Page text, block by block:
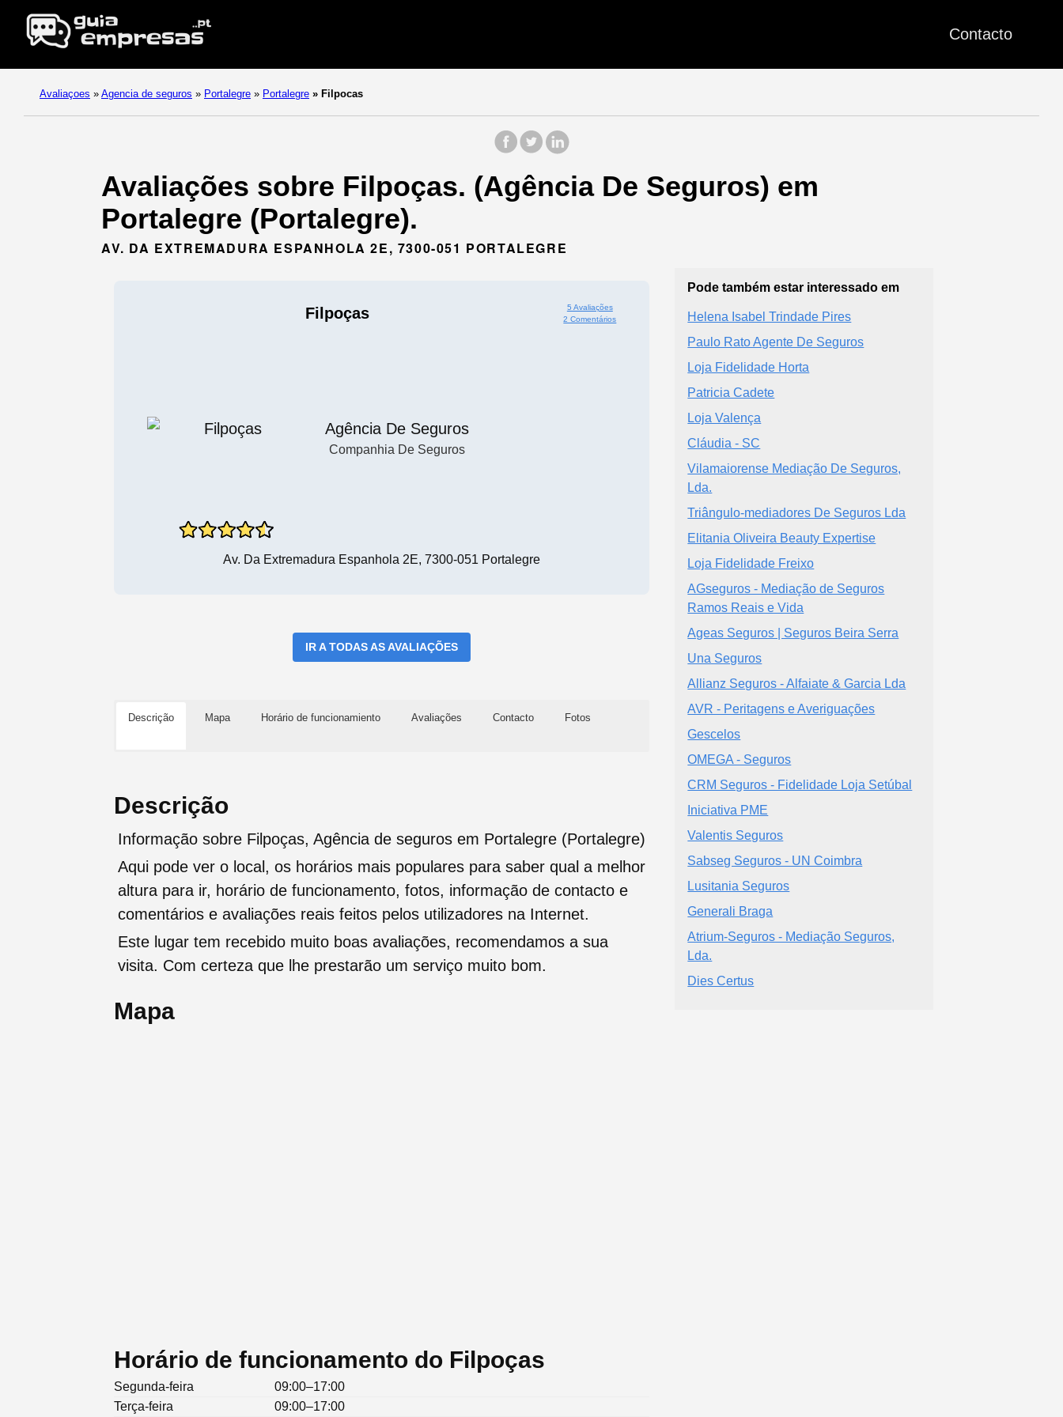
Contacto
Avaliaçoes » Agencia de seguros » Portalegre » Portalegre » Filpocas
Avaliações sobre Filpoças. (Agência De Seguros) em
Portalegre (Portalegre).
AV. DA EXTREMADURA ESPANHOLA 2E, 7300-051 PORTALEGRE
Filpoças
5 Avaliações
2 Comentários
Agência De Seguros
Companhia De Seguros
Av. Da Extremadura Espanhola 2E, 7300-051 Portalegre
IR A TODAS AS AVALIAÇÕES
Descrição Mapa Horário de funcionamiento Avaliações Contacto Fotos
Descrição
Informação sobre Filpoças, Agência de seguros em Portalegre (Portalegre)
Aqui pode ver o local, os horários mais populares para saber qual a melhor
altura para ir, horário de funcionamento, fotos, informação de contacto e
comentários e avaliações reais feitos pelos utilizadores na Internet.
Este lugar tem recebido muito boas avaliações, recomendamos a sua
visita. Com certeza que lhe prestarão um serviço muito bom.
Mapa
Horário de funcionamento do Filpoças
Segunda-feira
09:00–17:00
Terça-feira
09:00–17:00
Pode também estar interessado em
Helena Isabel Trindade Pires
Paulo Rato Agente De Seguros
Loja Fidelidade Horta
Patricia Cadete
Loja Valença
Cláudia - SC
Vilamaiorense Mediação De Seguros,
Lda.
Triângulo-mediadores De Seguros Lda
Elitania Oliveira Beauty Expertise
Loja Fidelidade Freixo
AGseguros - Mediação de Seguros
Ramos Reais e Vida
Ageas Seguros | Seguros Beira Serra
Una Seguros
Allianz Seguros - Alfaiate & Garcia Lda
AVR - Peritagens e Averiguações
Gescelos
OMEGA - Seguros
CRM Seguros - Fidelidade Loja Setúbal
Iniciativa PME
Valentis Seguros
Sabseg Seguros - UN Coimbra
Lusitania Seguros
Generali Braga
Atrium-Seguros - Mediação Seguros,
Lda.
Dies Certus